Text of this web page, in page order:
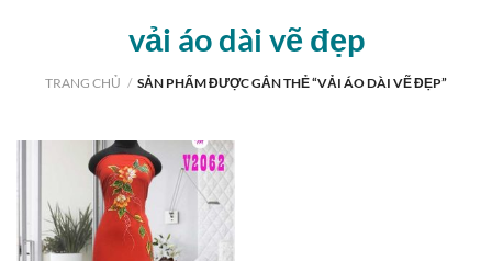
vải áo dài vẽ đẹp
TRANG CHỦ / SẢN PHẨM ĐƯỢC GẮN THẺ “VẢI ÁO DÀI VẼ ĐẸP”